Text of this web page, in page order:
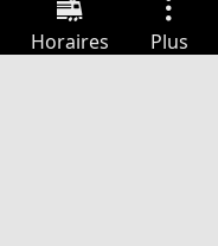
Horaires Plus